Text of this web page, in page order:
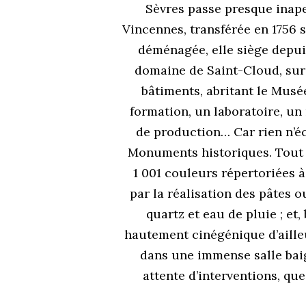
Sèvres passe presque
Vincennes, transférée en
déménagée, elle siège
domaine de Saint-Cloud,
bâtiments, abritant le
formation, un laboratoire, un
de production… Car rien
Monuments historiques.
1 001 couleurs répertoriées
par la réalisation des pâtes
quartz et eau de pluie ;
hautement cinégénique
dans une immense salle
attente d’interventions,